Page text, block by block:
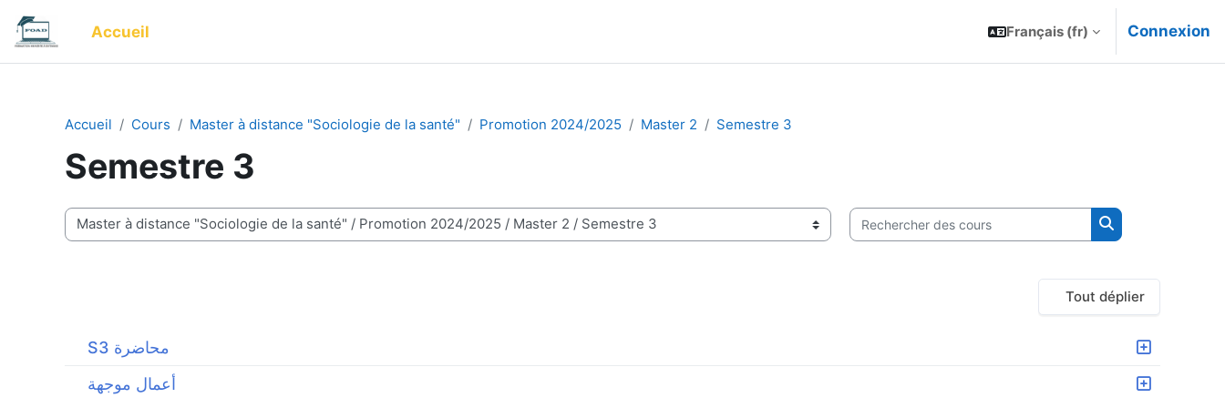
Accueil Français ‎(fr)‎ Connexion
Accueil Cours Master à distance "Sociologie de la santé" Promotion 2024/2025 Master 2 Semestre 3
Semestre 3
Catégories de cours
Rechercher des cours
Rechercher des
Tout déplier
S3 محاضرة
أعمال موجهة